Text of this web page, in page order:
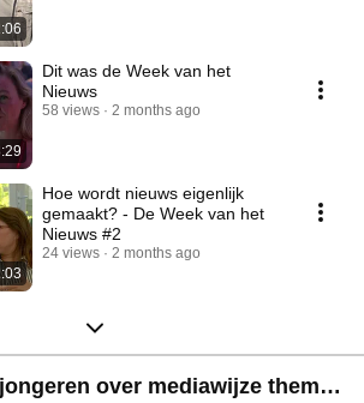
Dit was de Week van het
Nieuws
58 views 2 months ago
Hoe wordt nieuws eigenlijk
gemaakt? - De Week van het
Nieuws #2
24 views 2 months ago
over mediawijze thema's